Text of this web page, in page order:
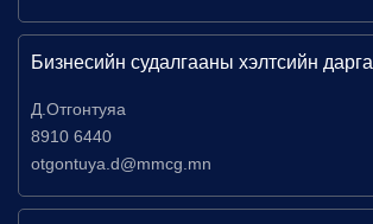
Бизнесийн судалгааны хэлтсийн дарга
Д.Отгонтуяа
8910 6440
otgontuya.d@mmcg.mn